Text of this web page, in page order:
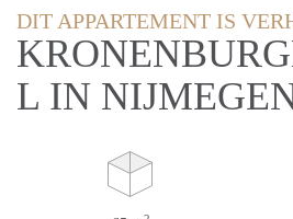
DIT APPARTEMENT IS
L IN